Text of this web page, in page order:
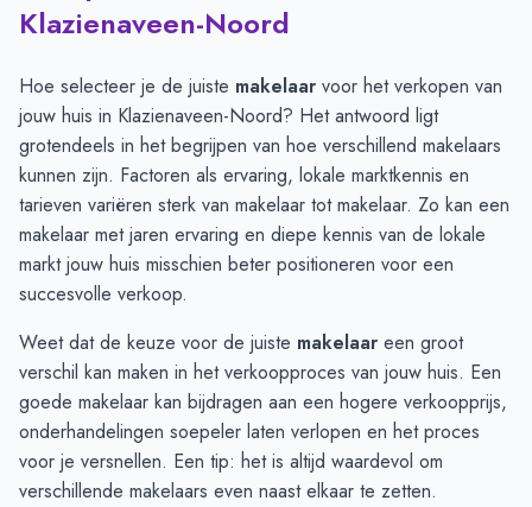
Klazienaveen
€ 3.512
Zwartemeer
€ 3.280
Emmen
€ 3.181
Erica
€ 3.082
Nieuw-Dordrecht
€ 3.039
Klazienaveen-Noord
€ 2.863
Barger-Compascuum
€ 2.587
Klazienaveen-Noord
Hoe selecteer je de juiste makelaar voor het verkopen van
jouw huis in Klazienaveen-Noord? Het antwoord ligt
grotendeels in het begrijpen van hoe verschillend makelaars
kunnen zijn. Factoren als ervaring, lokale marktkennis en
tarieven variëren sterk van makelaar tot makelaar. Zo kan een
makelaar met jaren ervaring en diepe kennis van de lokale
markt jouw huis misschien beter positioneren voor een
succesvolle verkoop.
Weet dat de keuze voor de juiste makelaar een groot
verschil kan maken in het verkoopproces van jouw huis. Een
goede makelaar kan bijdragen aan een hogere verkoopprijs,
onderhandelingen soepeler laten verlopen en het proces
voor je versnellen. Een tip: het is altijd waardevol om
verschillende makelaars even naast elkaar te zetten.